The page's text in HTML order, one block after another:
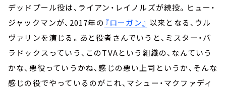
デッドプール役は、ライアン・レイノルズが続投。ヒュー・
ジャックマンが、2017年の 『ローガン』 以来となる、ウル
ヴァリンを演じる。あと役者さんでいうと、ミスター・パ
ラドックスっていう、このTVAという組織の、なんていう
かな、悪役っていうかね、感じの悪い上司というか、そんな
感じの役でやっているのがこれ、マシュー・マクファディ